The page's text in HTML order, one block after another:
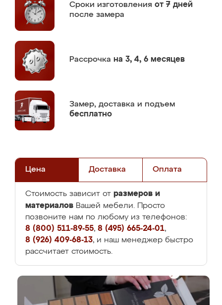
Сроки изготовления от 7 дней
после замера
Рассрочка на 3, 4, 6 месяцев
Замер, доставка и подъем
бесплатно
Цена Доставка Оплата
Стоимость зависит от размеров и
материалов Вашей мебели. Просто
позвоните нам по любому из телефонов:
8 (800) 511-89-55, 8 (495) 665-24-01,
8 (926) 409-68-13, и наш менеджер быстро
рассчитает стоимость.